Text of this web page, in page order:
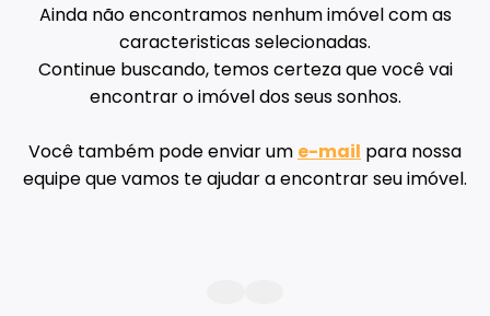
Ainda não encontramos nenhum imóvel com as
caracteristicas selecionadas.
Continue buscando, temos certeza que você vai
encontrar o imóvel dos seus sonhos.
Você também pode enviar um e-mail para nossa
equipe que vamos te ajudar a encontrar seu imóvel.